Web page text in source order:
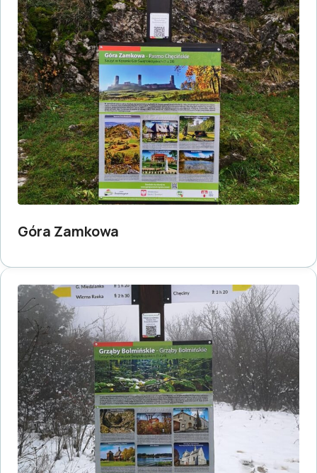
Góra Zamkowa